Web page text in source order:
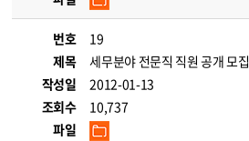
번호
19
제목
세무분야 전문직 직원 공개 모집
작성일
2012-01-13
조회수
10,737
파일